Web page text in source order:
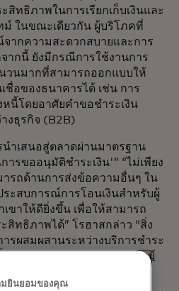
สิทธิภาพในการเรียกเก็บเงินและ
ม์ ในขณะเดียวกัน ผู้บริโภคที่
จากความสะดวกสบายและการ
ากนี้ ยังมีกรณีการใช้งานการ
วนมากที่สามารถออกแบบให้
อของธนาคารได้ เช่น การ
นี้โดยอาศัยคำขอชำระเงิน
งธุรกิจ (B2B)
ำเสนอสู่ตลาดผ่านมาตรฐาน
ารขออนุมัติชำระเงิน'” “ไม่เพียง
ารถด้านการส่งข้อความอื่นๆ ใน
ระสบการณ์การโอนเงินสำหรับผู้
ขาให้ดียิ่งขึ้น เพื่อให้สามารถ
ทธิภาพได้” โรฮาสกล่าว “สิ่ง
รผสมผสานระหว่างบริการชำระ
นฐานการชำระเงินแบบเรียลไทม์
20022”
มยินยอมของคุณ